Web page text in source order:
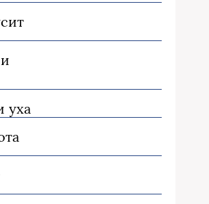
уха